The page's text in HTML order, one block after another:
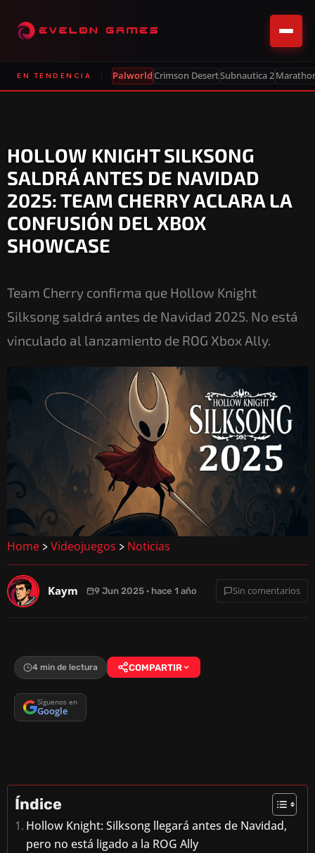
EN TENDENCIA PalworldCrimson DesertSubnautica 2
HOLLOW KNIGHT SILKSONG
SALDRÁ ANTES DE NAVIDAD
2025: TEAM CHERRY ACLARA LA
CONFUSIÓN DEL XBOX
SHOWCASE
Team Cherry confirma que Hollow Knight
Silksong saldrá antes de Navidad 2025. No está
vinculado al lanzamiento de ROG Xbox Ally.
Home > Videojuegos > Noticias
Kaym 9 Jun 2025 · hace 1 año Sin comentarios
4 min de lectura COMPARTIR
Síguenos en
Google
Índice
Hollow Knight: Silksong llegará antes de Navidad,
pero no está ligado a la ROG Ally